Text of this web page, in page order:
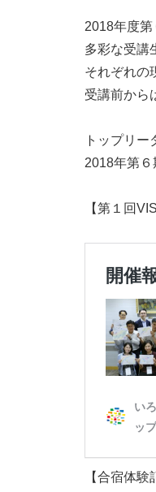
2018年度
多彩な受講
それぞれの
受講前から
トップリ
2018年第６
【第１回
【合宿体